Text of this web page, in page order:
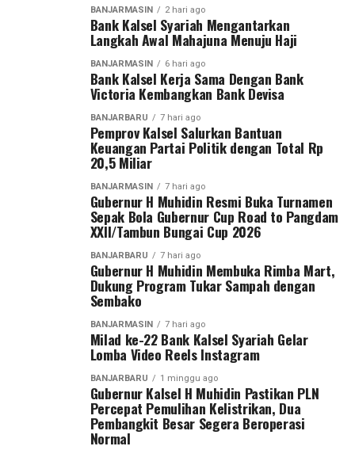
DPRD guna mewujudkan tata kelola keuangan daerah
yang semakin berkualitas akuntabel berpretasi pada
Dalam kesimpulan akhir, diputuskan bahwa Raperda
memperoleh persetujuan bersama dengan catatan agar
Pemprov Kalsel menindaklanjuti seluruh rekokmendasi
yang disampaikan DPRD demi perbaikannya keuangan
daerah tahun berikutnya.
Semua rekomendasi diharapkan menjadi perhatian
Pemprov Kalsel dalam penyelanggaraan keuangan
tahun-tahun berikutnya.
Rapat paripurna ini dihadiri forkopimda, asisten, staf
ahli dan tenaga ahli gubernur, kepala SKPD lingkup
dan mahasiswa. [adv/riv/adpim]
Sebarkan
WhatsApp 0 Facebook
Dalam momen penuh khidmat tersebut, Paman Birin
didampingi oleh Guru Supian Al-Banjari dan sejumlah
Kepala SKPD lingkup Kalsel. [riv/adpim]
Post Views: 351
Sebarkan
WhatsApp 0 Facebook 0
Messenger 0 Twitter
“Semoga bantuan tersebut dapat membantu dalam
peningkatan ekonomi para Mustahik selaku UMKM, dan
melalui bantuan rombong barakah kepada lbu Asiah
diharapkan nantinya dapat meningkatkan
perekonomian
keluarga,” ungkap Fajri Muhtadi.
Bagi Donatur dan Sahabat Akselenials yang ingin
menyisihkan sebagian hartanya untuk membantu
saudara kita yang membutuhkan, kamu bisa ikut
berpartisipasi dalam program-program kegiatan yang
diinisiasi oleh UPZ Bank Kalsel dengan menyalurkan
zakat, infak, dan sedekah melalui UPZ Bank Kalsel.
Post Views: 293
Sebarkan
WhatsApp 0 Facebook 0
Messenger 0 Twitter 0
BANJARMASIN 2 hari ago
Bank Kalsel Syariah Mengantarkan
Langkah Awal Mahajuna Menuju Haji
BANJARMASIN 6 hari ago
Bank Kalsel Kerja Sama Dengan Bank
Victoria Kembangkan Bank Devisa
BANJARBARU 7 hari ago
Pemprov Kalsel Salurkan Bantuan
Keuangan Partai Politik dengan Total Rp
20,5 Miliar
BANJARMASIN 7 hari ago
Gubernur H Muhidin Resmi Buka Turnamen
Sepak Bola Gubernur Cup Road to Pangdam
XXII/Tambun Bungai Cup 2026
BANJARBARU 7 hari ago
Gubernur H Muhidin Membuka Rimba Mart,
Dukung Program Tukar Sampah dengan
Sembako
BANJARMASIN 7 hari ago
Milad ke-22 Bank Kalsel Syariah Gelar
Lomba Video Reels Instagram
BANJARBARU 1 minggu ago
Gubernur Kalsel H Muhidin Pastikan PLN
Percepat Pemulihan Kelistrikan, Dua
Pembangkit Besar Segera Beroperasi
Normal